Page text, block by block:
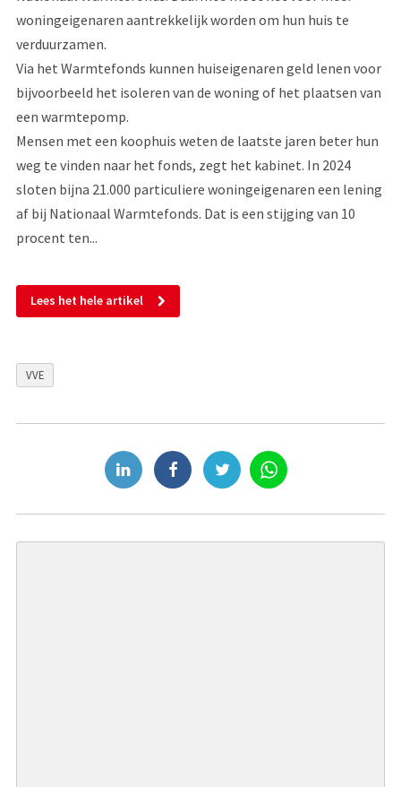
woningeigenaren aantrekkelijk worden om hun huis te
verduurzamen.
Via het Warmtefonds kunnen huiseigenaren geld lenen voor
bijvoorbeeld het isoleren van de woning of het plaatsen van
een warmtepomp.
Mensen met een koophuis weten de laatste jaren beter hun
weg te vinden naar het fonds, zegt het kabinet. In 2024
sloten bijna 21.000 particuliere woningeigenaren een lening
af bij Nationaal Warmtefonds. Dat is een stijging van 10
procent ten...
Lees het hele artikel
VVE